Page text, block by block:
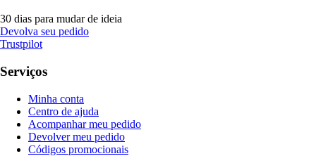
30 dias para mudar de ideia
Devolva seu pedido
Trustpilot
Serviços
Minha conta
Centro de ajuda
Acompanhar meu pedido
Devolver meu pedido
Códigos promocionais